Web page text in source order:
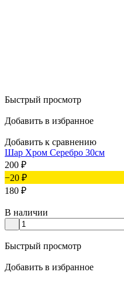
Быстрый просмотр
Добавить в избранное
Добавить к сравнению
Шар Хром Серебро 30см
200 ₽
−20 ₽
180 ₽
В наличии
Быстрый просмотр
Добавить в избранное